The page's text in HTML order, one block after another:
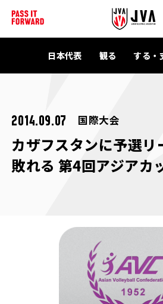
日本代表 観る する・
2014.09.07 国際大会
カザフスタンに予選リ
敗れる 第4回アジアカ